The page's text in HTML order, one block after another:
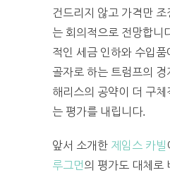
건드리지 않고 가격만 조
는 회의적으로 전망합니
적인 세금 인하와 수입
골자로 하는 트럼프의 경
해리스의 공약이 더 구
는 평가를 내립니다.
앞서 소개한 제임스 카빌
루그먼의 평가도 대체로